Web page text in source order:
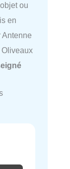
ou
en
Antenne
Oliveaux